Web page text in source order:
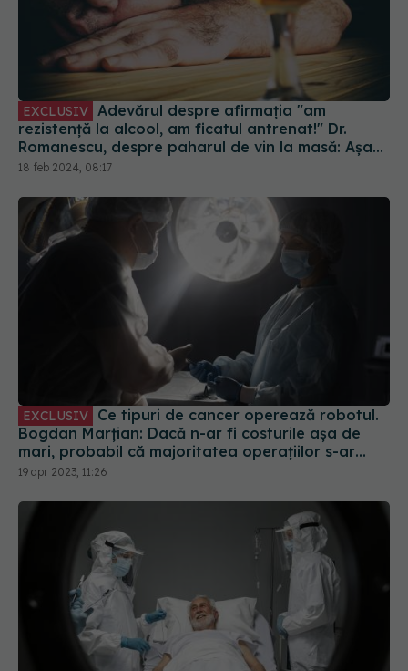
EXCLUSIV Adevărul despre afirmația "am
rezistență la alcool, am ficatul antrenat!" Dr.
Romanescu, despre paharul de vin la masă: Așa
apar ciroza și cancerul hepatic
18 feb 2024, 08:17
Bogdan Marțian: Dacă n-ar fi costurile așa de
mari, probabil că majoritatea operațiilor s-ar
face cu robotul
19 apr 2023, 11:26